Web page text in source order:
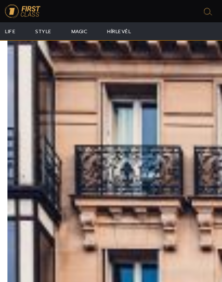
LIFE STYLE MAGIC HÍRLEVÉL